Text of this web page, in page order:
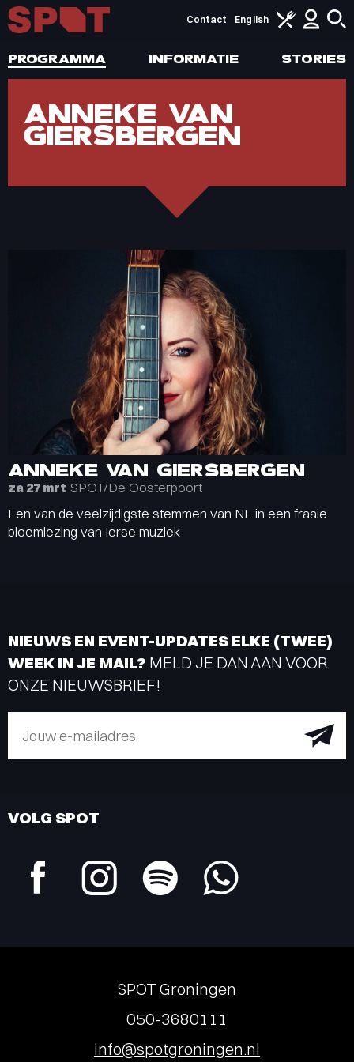
PROGRAMMA INFORMATIE STORIES
Contact English
ANNEKE VAN
GIERSBERGEN
ANNEKE VAN GIERSBERGEN
za 27 mrt SPOT/De Oosterpoort
Een van de veelzijdigste stemmen van NL in een fraaie
bloemlezing van Ierse muziek
NIEUWS EN EVENT-UPDATES ELKE (TWEE)
WEEK IN JE MAIL? MELD JE DAN AAN VOOR
ONZE NIEUWSBRIEF!
Jouw e-mailadres
VOLG SPOT
SPOT Groningen
050-3680111
info@spotgroningen.nl